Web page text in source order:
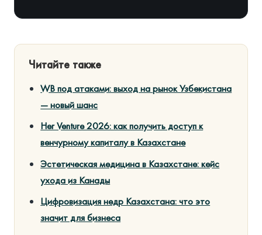
Читайте также
WB под атаками: выход на рынок Узбекистана
— новый шанс
Her Venture 2026: как получить доступ к
венчурному капиталу в Казахстане
Эстетическая медицина в Казахстане: кейс
ухода из Канады
Цифровизация недр Казахстана: что это
значит для бизнеса